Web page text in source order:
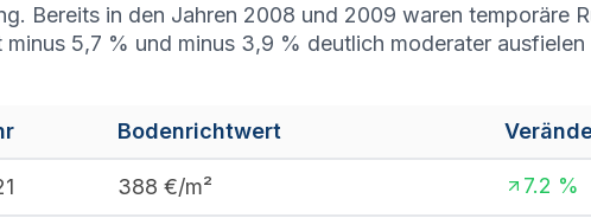
Bereits in den Jahren 2008 und 2009 waren temporäre
minus 5,7 % und minus 3,9 % deutlich moderater
Bodenrichtwert
388 €/m² 7.2 %